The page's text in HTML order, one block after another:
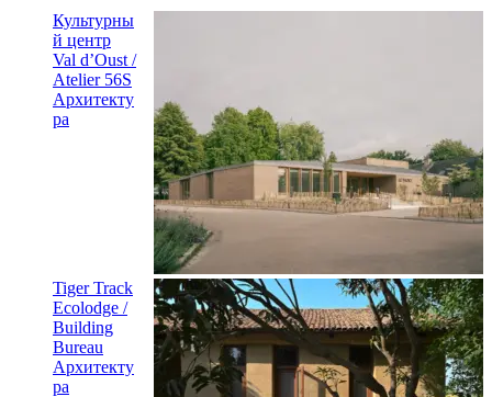
Культурны
й центр
Val d’Oust /
Atelier 56S
Архитекту
ра
Tiger Track
Ecolodge /
Building
Bureau
Архитекту
ра